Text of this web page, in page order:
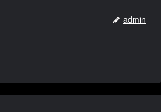
admin